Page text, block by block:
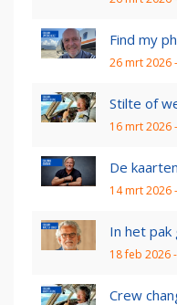
Find my
26 mrt 2026
Stilte of
16 mrt 2026
De
14 mrt 2026
In het pak
18 feb 2026
Crew